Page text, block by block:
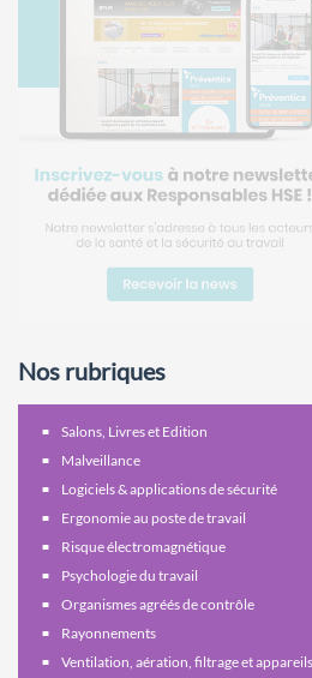
Nos rubriques
Salons, Livres et Edition
Malveillance
Logiciels & applications de sécurité
Ergonomie au poste de travail
Risque électromagnétique
Psychologie du travail
Organismes agréés de contrôle
Rayonnements
Ventilation, aération, filtrage et